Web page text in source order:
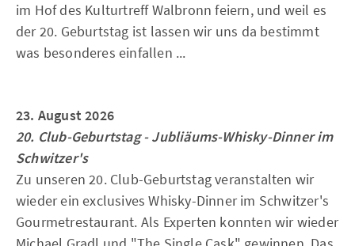
im Hof des Kulturtreff Walbronn feiern, und weil es
der 20. Geburtstag ist lassen wir uns da bestimmt
was besonderes einfallen ...
23. August 2026
20. Club-Geburtstag - Jubliäums-Whisky-Dinner im
Schwitzer's
Zu unseren 20. Club-Geburtstag veranstalten wir
wieder ein exclusives Whisky-Dinner im Schwitzer's
Gourmetrestaurant. Als Experten konnten wir wieder